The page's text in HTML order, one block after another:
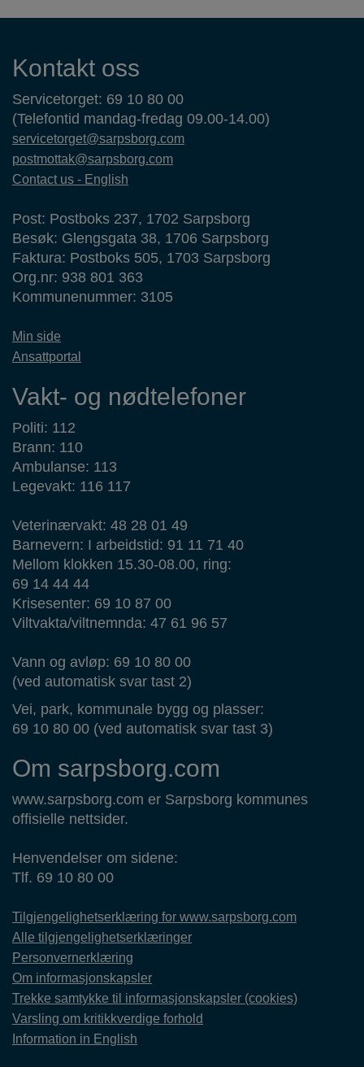
Kontaktinformasjon
Kontakt oss
Servicetorget: 69 10 80 00
(Telefontid mandag-fredag 09.00-14.00)
servicetorget@sarpsborg.com
postmottak@sarpsborg.com
Contact us - English
Post: Postboks 237, 1702 Sarpsborg
Besøk: Glengsgata 38, 1706 Sarpsborg
Faktura: Postboks 505, 1703 Sarpsborg
Org.nr: 938 801 363
Kommunenummer: 3105
Min side
Ansattportal
Vakt- og nødtelefoner
Politi: 112
Brann: 110
Ambulanse: 113
Legevakt: 116 117
Veterinærvakt: 48 28 01 49
Barnevern: I arbeidstid: 91 11 71 40
Mellom klokken 15.30-08.00, ring:
69 14 44 44
Krisesenter: 69 10 87 00
Viltvakta/viltnemnda: 47 61 96 57
Vann og avløp: 69 10 80 00
(ved automatisk svar tast 2)
Vei, park, kommunale bygg og plasser:
69 10 80 00 (ved automatisk svar tast 3)
Om sarpsborg.com
www.sarpsborg.com er Sarpsborg kommunes
offisielle nettsider.
Henvendelser om sidene:
Tlf. 69 10 80 00
Tilgjengelighetserklæring for www.sarpsborg.com
Alle tilgjengelighetserklæringer
Personvernerklæring
Om informasjonskapsler
Trekke samtykke til informasjonskapsler (cookies)
Varsling om kritikkverdige forhold
Information in English